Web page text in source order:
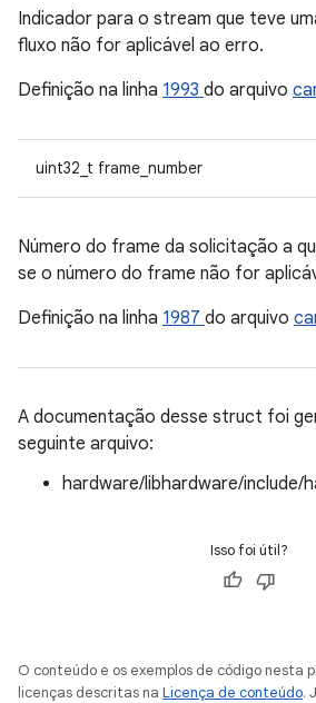
Indicador para o stream que teve
fluxo não for aplicável ao erro.
Definição na linha 1993 do arquivo
uint32_t frame_number
Número do frame da solicitação a
se o número do frame não for
Definição na linha 1987 do arquivo
A documentação desse struct foi
seguinte arquivo:
hardware/libhardware/include/
Isso foi útil?
O conteúdo e os exemplos de código nesta
licenças descritas na Licença de conteúdo.